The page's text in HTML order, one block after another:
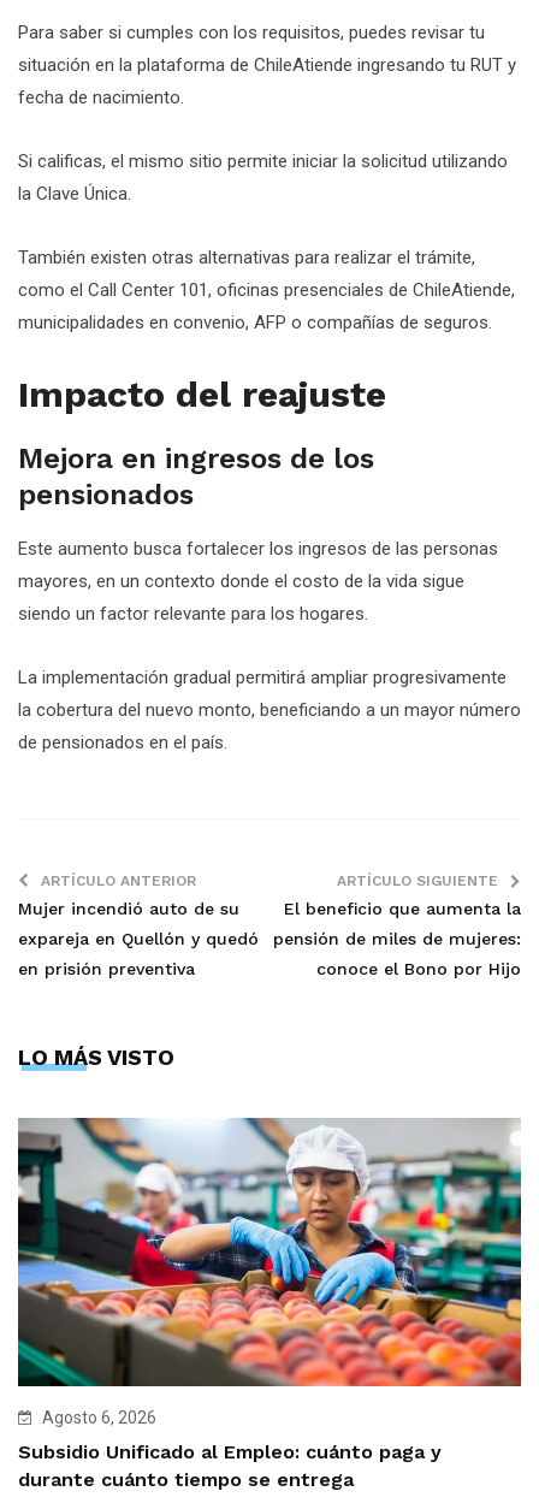
Para saber si cumples con los requisitos, puedes revisar tu
situación en la plataforma de ChileAtiende ingresando tu RUT y
fecha de nacimiento.
Si calificas, el mismo sitio permite iniciar la solicitud utilizando
la Clave Única.
También existen otras alternativas para realizar el trámite,
como el Call Center 101, oficinas presenciales de ChileAtiende,
municipalidades en convenio, AFP o compañías de seguros.
Impacto del reajuste
Mejora en ingresos de los
pensionados
Este aumento busca fortalecer los ingresos de las personas
mayores, en un contexto donde el costo de la vida sigue
siendo un factor relevante para los hogares.
La implementación gradual permitirá ampliar progresivamente
la cobertura del nuevo monto, beneficiando a un mayor número
de pensionados en el país.
ARTÍCULO ANTERIOR
Mujer incendió auto de su
expareja en Quellón y quedó
en prisión preventiva
ARTÍCULO SIGUIENTE
El beneficio que aumenta la
pensión de miles de mujeres:
conoce el Bono por Hijo
LO MÁS VISTO
Agosto 6, 2026
Subsidio Unificado al Empleo: cuánto paga y
durante cuánto tiempo se entrega